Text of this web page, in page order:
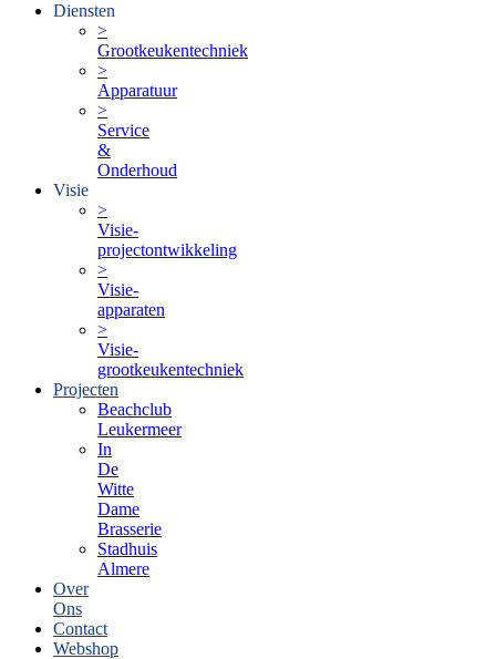
Diensten
>
Grootkeukentechniek
>
Apparatuur
>
Service
&
Onderhoud
Visie
>
Visie-
projectontwikkeling
>
Visie-
apparaten
>
Visie-
grootkeukentechniek
Projecten
Beachclub
Leukermeer
In
De
Witte
Dame
Brasserie
Stadhuis
Almere
Over
Ons
Contact
Webshop